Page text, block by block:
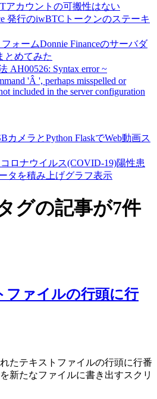
アカウントの可搬性はない
発行のiwBTCトークンのステーキ
ォームDonnie Financeのサーバダ
とめてみた
AH00526: Syntax error ~
'Â ', perhaps misspelled or
included in the server configuration
カメラとPython FlaskでWeb動画ス
ロナウイルス(COVID-19)陽性患
タを積み上げグラフ表示
グの記事が7件
ファイルの行頭に行
たテキストファイルの行頭に行番
新たなファイルに書き出すスクリ